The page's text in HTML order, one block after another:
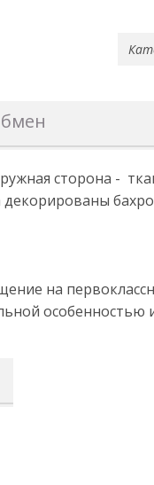
сторона -
на
особенностью